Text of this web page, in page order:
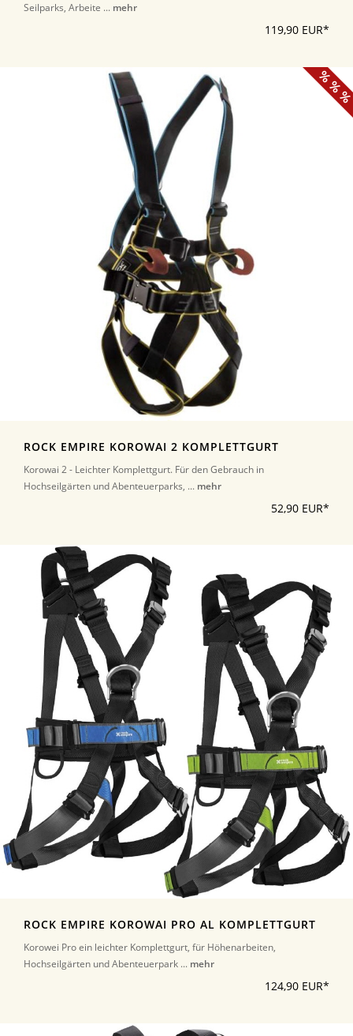
Seilparks, Arbeite ... mehr
119,90 EUR*
ROCK EMPIRE KOROWAI 2 KOMPLETTGURT
Korowai 2 - Leichter Komplettgurt. Für den Gebrauch in
Hochseilgärten und Abenteuerparks, ... mehr
52,90 EUR*
ROCK EMPIRE KOROWAI PRO AL KOMPLETTGURT
Korowei Pro ein leichter Komplettgurt, für Höhenarbeiten,
Hochseilgärten und Abenteuerpark ... mehr
124,90 EUR*